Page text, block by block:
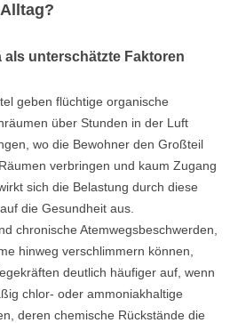
unterschätzte Faktoren
geben flüchtige organische
über Stunden in der Luft
wo die Bewohner den Großteil
verbringen und kaum Zugang
sich die Belastung durch diese
die Gesundheit aus.
chronische Atemwegsbeschwerden,
hinweg verschlimmern können,
deutlich häufiger auf, wenn
chlor- oder ammoniakhaltige
deren chemische Rückstände die